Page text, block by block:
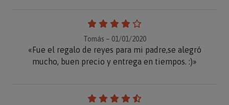
Tomás – 01/01/2020
«Fue el regalo de reyes para mi padre,se alegró
mucho, buen precio y entrega en tiempos. :)»